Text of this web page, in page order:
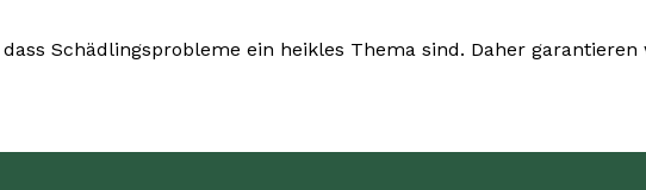
Schädlingsprobleme ein heikles Thema sind. Daher